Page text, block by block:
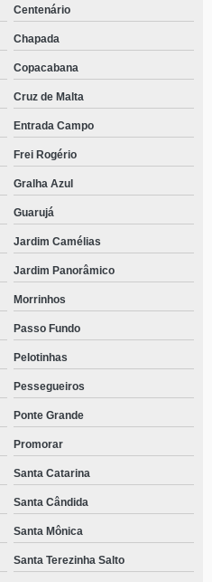
Centenário
Chapada
Copacabana
Cruz de Malta
Entrada Campo
Frei Rogério
Gralha Azul
Guarujá
Jardim Camélias
Jardim Panorâmico
Morrinhos
Passo Fundo
Pelotinhas
Pessegueiros
Ponte Grande
Promorar
Santa Catarina
Santa Cândida
Santa Mônica
Santa Terezinha Salto